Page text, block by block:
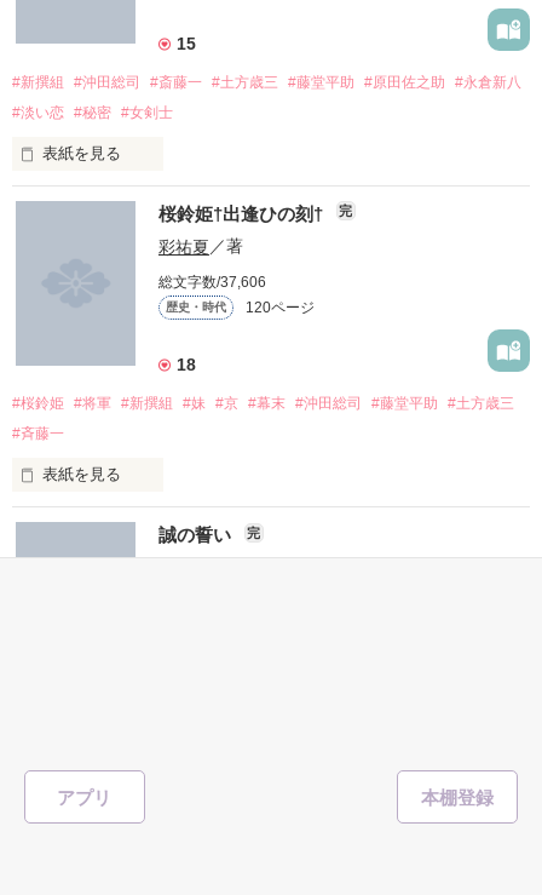
アプリ
15
#新撰組 #沖田総司 #斎藤一 #土方歳三 #藤堂平助 #原田佐之助
#永倉新八
#淡い恋 #秘密 #女剣士
表紙を見る
わっちは籠の中の鳥…
俺は命に変えてもみんなを守る…
例え安城の命に逆らったとしても…
貴方だけは守りたい………総司…………
誤字、脱字あります！
大丈夫な方のみどうぞ！↓
桜鈴姫†出逢ひの刻† 完
彩祐夏／著
総文字数/37,606
歴史・時代 120ページ
18
#桜鈴姫 #将軍 #新撰組 #妹 #京 #幕末 #沖田総司 #藤堂平助
#土方歳三
#斉藤一
表紙を見る
刻は江戸……────
誠の誓い 完
表紙を見る